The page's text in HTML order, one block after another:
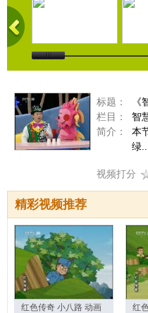
标题：
《
栏目：
智
简介：
本
绿
视频打分
精彩视频推荐
红色传奇 小八路 动画
红